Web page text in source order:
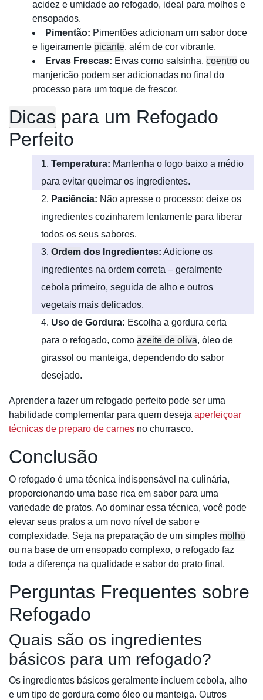
acidez e umidade ao refogado, ideal para molhos e
ensopados.
Pimentão: Pimentões adicionam um sabor doce
e ligeiramente picante, além de cor vibrante.
Ervas Frescas: Ervas como salsinha, coentro ou
manjericão podem ser adicionadas no final do
processo para um toque de frescor.
Dicas para um Refogado
Perfeito
Temperatura: Mantenha o fogo baixo a médio
para evitar queimar os ingredientes.
Paciência: Não apresse o processo; deixe os
ingredientes cozinharem lentamente para liberar
todos os seus sabores.
Ordem dos Ingredientes: Adicione os
ingredientes na ordem correta – geralmente
cebola primeiro, seguida de alho e outros
vegetais mais delicados.
Uso de Gordura: Escolha a gordura certa
para o refogado, como azeite de oliva, óleo de
girassol ou manteiga, dependendo do sabor
desejado.
Aprender a fazer um refogado perfeito pode ser uma
habilidade complementar para quem deseja aperfeiçoar
técnicas de preparo de carnes no churrasco.
Conclusão
O refogado é uma técnica indispensável na culinária,
proporcionando uma base rica em sabor para uma
variedade de pratos. Ao dominar essa técnica, você pode
elevar seus pratos a um novo nível de sabor e
complexidade. Seja na preparação de um simples molho
ou na base de um ensopado complexo, o refogado faz
toda a diferença na qualidade e sabor do prato final.
Perguntas Frequentes sobre
Refogado
Quais são os ingredientes
básicos para um refogado?
Os ingredientes básicos geralmente incluem cebola, alho
e um tipo de gordura como óleo ou manteiga. Outros